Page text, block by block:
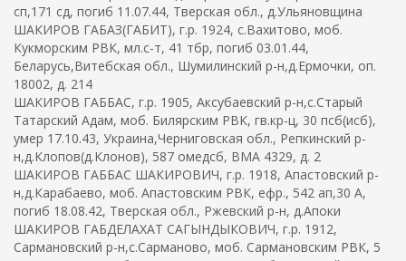
сп,171 сд, погиб 11.07.44, Тверская обл., д.Ульяновщина
ШАКИРОВ ГАБАЗ(ГАБИТ), г.р. 1924, с.Вахитово, моб.
Кукморским РВК, мл.с-т, 41 тбр, погиб 03.01.44,
Беларусь,Витебская обл., Шумилинский р-н,д.Ермочки, оп.
18002, д. 214
ШАКИРОВ ГАББАС, г.р. 1905, Аксубаевский р-н,с.Старый
Татарский Адам, моб. Билярским РВК, гв.кр-ц, 30 псб(исб),
умер 17.10.43, Украина,Черниговская обл., Репкинский р-
н,д.Клопов(д.Клонов), 587 омедсб, ВМА 4329, д. 2
ШАКИРОВ ГАББАС ШАКИРОВИЧ, г.р. 1918, Апастовский р-
н,д.Карабаево, моб. Апастовским РВК, ефр., 542 ап,30 А,
погиб 18.08.42, Тверская обл., Ржевский р-н, д.Апоки
ШАКИРОВ ГАБДЕЛАХАТ САГЫНДЫКОВИЧ, г.р. 1912,
Сармановский р-н,с.Сарманово, моб. Сармановским РВК, 5